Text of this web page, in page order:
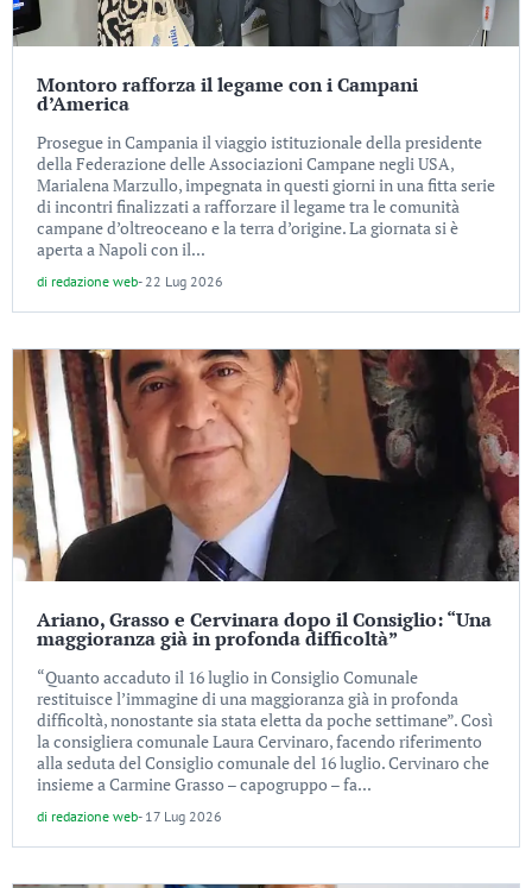
Montoro rafforza il legame con i Campani
d’America
Prosegue in Campania il viaggio istituzionale della presidente
della Federazione delle Associazioni Campane negli USA,
Marialena Marzullo, impegnata in questi giorni in una fitta serie
di incontri finalizzati a rafforzare il legame tra le comunità
campane d’oltreoceano e la terra d’origine. La giornata si è
aperta a Napoli con il...
di redazione web- 22 Lug 2026
Ariano, Grasso e Cervinara dopo il Consiglio: “Una
maggioranza già in profonda difficoltà”
“Quanto accaduto il 16 luglio in Consiglio Comunale
restituisce l’immagine di una maggioranza già in profonda
difficoltà, nonostante sia stata eletta da poche settimane”. Così
la consigliera comunale Laura Cervinaro, facendo riferimento
alla seduta del Consiglio comunale del 16 luglio. Cervinaro che
insieme a Carmine Grasso – capogruppo – fa...
di redazione web- 17 Lug 2026